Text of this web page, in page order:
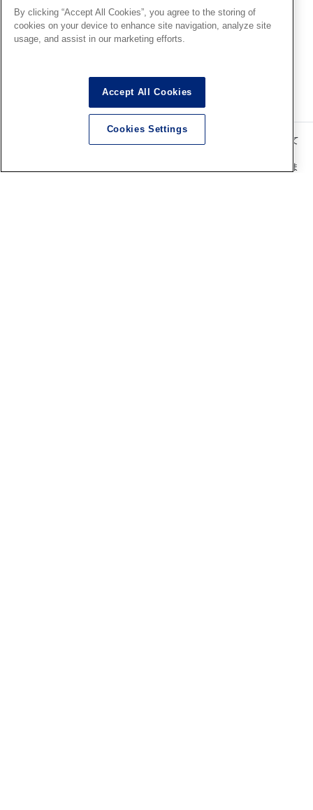
表＆表彰式のご案内
2026.08.06
記事内の価格表記は、掲載時点での消費税率に基づいた価格を表示して
このコンテンツ内の情報、画像の二次使用及び無断引用は禁止いたしま
By clicking “Accept All Cookies”, you agree to the storing of
cookies on your device to enhance site navigation, analyze site
usage, and assist in our marketing efforts.
Accept All Cookies
Cookies Settings